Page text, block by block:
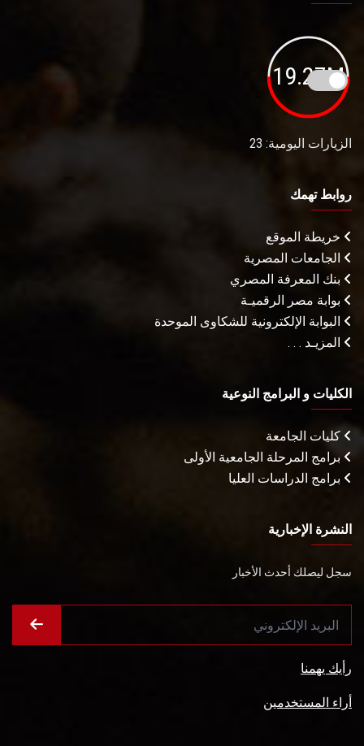
19.27M
الزيارات اليومية: 23
روابط تهمك
خريطة الموقع
الجامعات المصرية
بنك المعرفة المصري
بوابة مصر الرقميـة
البوابة الإلكترونية للشكاوى الموحدة
المزيـد . . .
الكليات و البرامج النوعية
كليات الجامعة
برامج المرحلة الجامعية الأولى
برامج الدراسات العليا
النشرة الإخبارية
سجل ليصلك أحدث الأخبار
رأيك يهمنا
أراء المستخدمين